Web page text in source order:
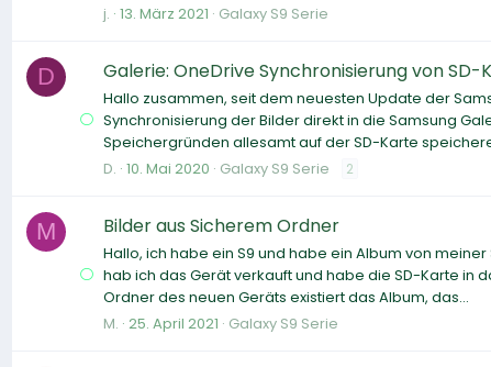
j. 13. März 2021 Galaxy S9 Serie
D Galerie: OneDrive Synchronisierung von
Hallo zusammen, seit dem neuesten Update der
Synchronisierung der Bilder direkt in die Samsung
Speichergründen allesamt auf der SD-Karte
D. 10. Mai 2020 Galaxy S9 Serie 2
M Bilder aus Sicherem Ordner
Hallo, ich habe ein S9 und habe ein Album von
hab ich das Gerät verkauft und habe die SD-Karte in
Ordner des neuen Geräts existiert das Album, das...
M. 25. April 2021 Galaxy S9 Serie